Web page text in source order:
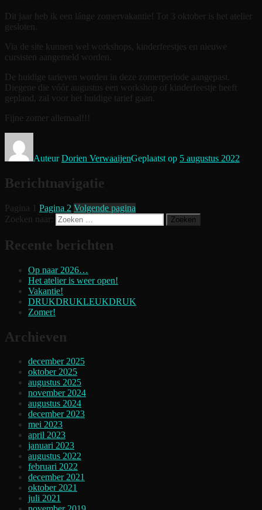
Dit jaar heb ik een lánge zomervakantie! Tot 3 oktober is het atelier
gesloten.
Via de site kunnen wel workshops, kinderfeestjes en nieuwe
cursisten aangemeld worden.
De huidige tarieven worden in deze zomerperiode aangepast.
Diegene die vóór augustus een workshop of kinderfeestje heeft
gepland, zal voor het huidige tarief gaan.
Fijne zomer allemaal!!!
AuteurDorien VerwaaijenGeplaatst op 5 augustus 2022
Berichtnavigatie
Pagina 1 Pagina 2 Volgende pagina
Zoeken naar:
Zoeken
Recente berichten
Op naar 2026…
Het atelier is weer open!
Vakantie!
DRUKDRUKLEUKDRUK
Zomer!
Archieven
december 2025
oktober 2025
augustus 2025
november 2024
augustus 2024
december 2023
mei 2023
april 2023
januari 2023
augustus 2022
februari 2022
december 2021
oktober 2021
juli 2021